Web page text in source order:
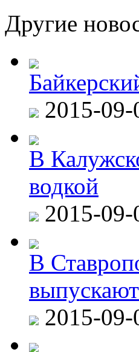
Другие
2015-
В
водкой
2015-
В
2015-